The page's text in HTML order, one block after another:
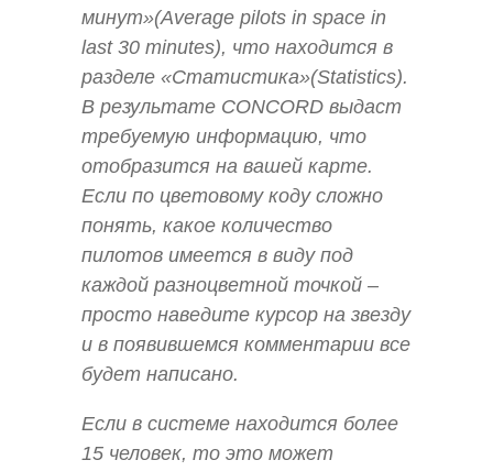
минут»(Average pilots in space in
last 30 minutes), что находится в
разделе «Статистика»(Statistics).
В результате CONCORD выдаст
требуемую информацию, что
отобразится на вашей карте.
Если по цветовому коду сложно
понять, какое количество
пилотов имеется в виду под
каждой разноцветной точкой –
просто наведите курсор на звезду
и в появившемся комментарии все
будет написано.
Если в системе находится более
15 человек, то это может